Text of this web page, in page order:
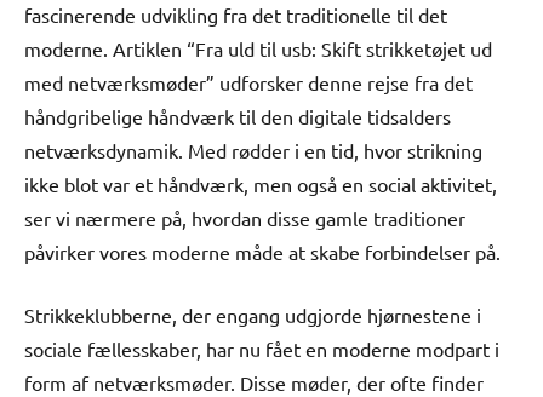
fascinerende udvikling fra det traditionelle til det
moderne. Artiklen “Fra uld til usb: Skift strikketøjet ud
med netværksmøder” udforsker denne rejse fra det
håndgribelige håndværk til den digitale tidsalders
netværksdynamik. Med rødder i en tid, hvor strikning
ikke blot var et håndværk, men også en social aktivitet,
ser vi nærmere på, hvordan disse gamle traditioner
påvirker vores moderne måde at skabe forbindelser på.
Strikkeklubberne, der engang udgjorde hjørnestene i
sociale fællesskaber, har nu fået en moderne modpart i
form af netværksmøder. Disse møder, der ofte finder